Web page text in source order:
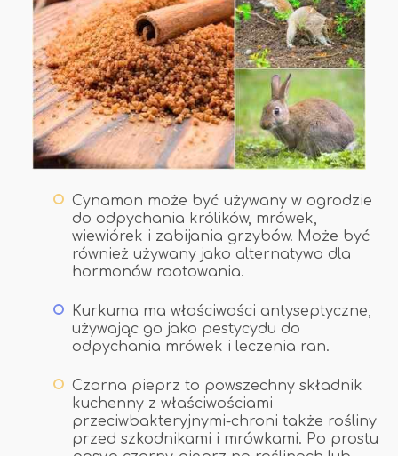
Cynamon może być używany w ogrodzie
do odpychania królików, mrówek,
wiewiórek i zabijania grzybów. Może być
również używany jako alternatywa dla
hormonów rootowania.
Kurkuma ma właściwości antyseptyczne,
używając go jako pestycydu do
odpychania mrówek i leczenia ran.
Czarna pieprz to powszechny składnik
kuchenny z właściwościami
przeciwbakteryjnymi-chroni także rośliny
przed szkodnikami i mrówkami. Po prostu